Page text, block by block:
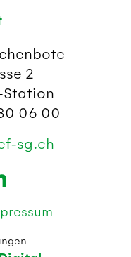
2
Station
06 00
sg.ch